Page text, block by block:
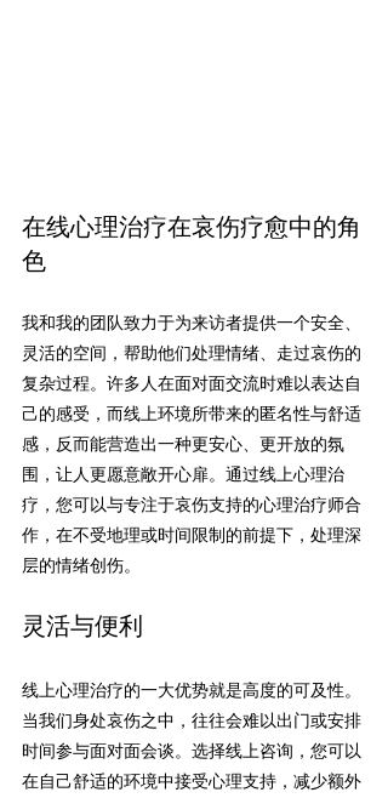
在线心理治疗在哀伤疗愈中的角
色
我和我的团队致力于为来访者提供一个安全、
灵活的空间，帮助他们处理情绪、走过哀伤的
复杂过程。许多人在面对面交流时难以表达自
己的感受，而线上环境所带来的匿名性与舒适
感，反而能营造出一种更安心、更开放的氛
围，让人更愿意敞开心扉。通过线上心理治
疗，您可以与专注于哀伤支持的心理治疗师合
作，在不受地理或时间限制的前提下，处理深
层的情绪创伤。
灵活与便利
线上心理治疗的一大优势就是高度的可及性。
当我们身处哀伤之中，往往会难以出门或安排
时间参与面对面会谈。选择线上咨询，您可以
在自己舒适的环境中接受心理支持，减少额外